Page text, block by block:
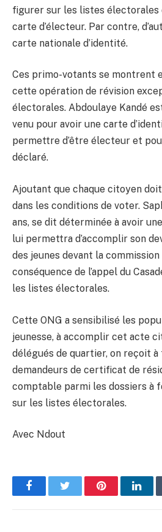
figurer sur les listes électorales
carte d’électeur. Par contre,
carte nationale d’identité.
Ces primo-votants se montrent
cette opération de révision
électorales. Abdoulaye Kandé est
venu pour avoir une carte
permettre d’être électeur et
déclaré.
Ajoutant que chaque citoyen
dans les conditions de voter.
ans, se dit déterminée à avoir
lui permettra d’accomplir son
des jeunes devant la
conséquence de l’appel du
les listes électorales.
Cette ONG a sensibilisé les
jeunesse, à accomplir cet acte
délégués de quartier, on reçoit
demandeurs de certificat de
comptable parmi les dossiers à
sur les listes électorales.
Avec Ndout
FacebookTwitter Pinterest